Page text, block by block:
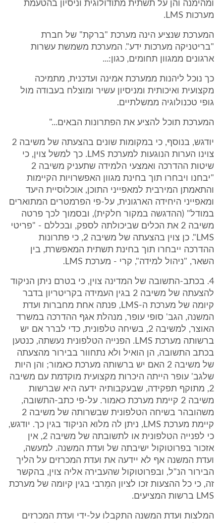
ומהימנה והן על תשתית מתודולוגית וניסיון בהטעמת
מערכות LMS.
המערכת שנציע הינה מערכת "ברקת" של חברת
"בריטניקה מערכות ידע". המערכת משמשת עשרות
ארגונים ממגוון תחומים, כגון:...
כך נוכל ליהנות ממערכת אמינה ועדכנית, מתמיכה
מקצועית ואיכותית ומניסיון עשיר ומוצלח בעבודה מול
גופי טכנולוגיה ממשלתיים.
המערכת תוכל להציע את הפתרונות הבאים..."
יודגש, בנוסף, כי במקומות שונים בהצעתה של משיבה 2
צוינו הערות הנוגעות למערכת LMS. כך למשל צוין, כי
שיטות ההדרכה ואמצעי הלמידה שתעניק משיבה 2
"יבחנו ויבחרו תוך בחינת מגוון האפשרויות הקיימות
והתאמתן המירבית למאפייני התוכן, אוכלוסיית היעד
ומאפייני היחידה הארגונית, על-פי הפרמטרים המתוארים
במודל" (ההדגשה במקור חלקית), ובסמוך לכך פרטה
משיבה 2 את הכלים שביכולתה לספק, ובכללם - "פריטי
LMS". כן צוין בהצעתה של משיבה 2, כי פתרונות
ההדרכה ייבחרו תוך בחינת תשתית המאפשרת, בין
השאר, "ניהול למידה", קרי - מערכת LMS.
4. בכתב-התשובה של המדינה צוין, כי בטרם ניתן הניקוד
להצעתה של משיבה 2 בגין העמידה בקריטריון בדבר
קיומה של מערכת ה-LMS, פנתה אחת מחברות ועדת
המשנה, הגב' סופי עופר, מנהלת אגף ההדרכה במשרד
האוצר, למשיבה 2, בשיחה טלפונית, כדי לברר אם יש
ברשותה מערכת LMS. הפנייה הטלפונית נעשתה, כנטען
בכתב התשובה, הן הואיל ולא נתחוור בבירור מהצעתה
של משיבה 2 האם יש ברשותה מערכת כאמור; והן היות
שלגב' עופר הייתה היכרות מקצועית מוקדמת עם משיבה
2, מתוקף תפקידה, שבעקבותיה ידעה היא שברשות
משיבה 2 קיימת מערכת כאמור. על-פי כתב-התשובה,
משהובהר בשיחה הטלפונית שבשרותה של משיבה 2
קיימת מערכת LMS, ניתן לה מלוא הניקוד בגין כך. יודגש,
כי לפנייה הטלפונית או לתשובתה של משיבה 2, אין
אזכור בפרוטוקול ישיבתה של ועדת המשנה. למעשה,
ועדת המשנה אף לא יידעה את ועדת המכרזים על הליך
הבירור הנ"ל, ובפרוטוקול שהעבירה אליה צוין, בהקשר
זה, כי כל ההצעות זכו לציון המֵרבי בגין קיומה של מערכת
LMS ברשות המציעים.
המלצות ועדת המשנה התקבלו על-ידי ועדת המכרזים